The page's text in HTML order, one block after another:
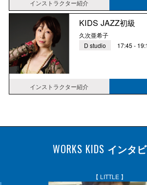
インストラクター紹介
KIDS JAZZ初級
久次亜希子
D studio
17:45 -
インストラクター紹介
WORKS KIDS インタ
【 LITTLE 】